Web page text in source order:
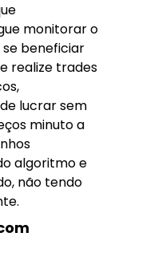
monitorar o
beneficiar
realize trades
lucrar sem
minuto a
algoritmo e
não tendo